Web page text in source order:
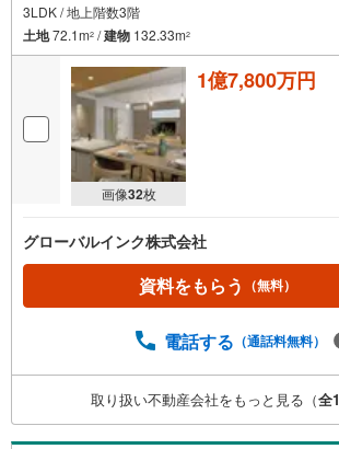
3LDK / 地上階数3階
土地72.1m2 /建物 132.33m2
画像32枚
1億7,800万円
グローバルインク株式会社
資料をもらう （無料）
電話する （通話料無料）
取り扱い不動産会社をもっと見る（全1